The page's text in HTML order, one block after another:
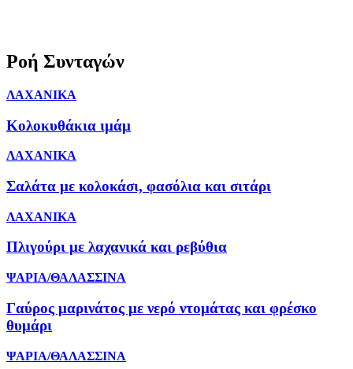
Ροή Συνταγών
ΛΑΧΑΝΙΚΑ
Κολοκυθάκια ιμάμ
ΛΑΧΑΝΙΚΑ
Σαλάτα με κολοκάσι, φασόλια και σιτάρι
ΛΑΧΑΝΙΚΑ
Πλιγούρι με λαχανικά και ρεβύθια
ΨΑΡΙΑ/ΘΑΛΑΣΣΙΝΑ
Γαύρος μαρινάτος με νερό ντομάτας και φρέσκο
θυμάρι
ΨΑΡΙΑ/ΘΑΛΑΣΣΙΝΑ